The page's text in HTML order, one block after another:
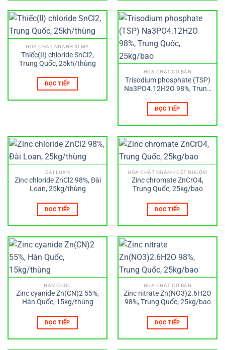
HÓA CHẤT NGÀNH XI MẠ
Thiếc(II) chloride SnCl2,
Trung Quốc, 25kh/thùng
ĐỌC TIẾP
HÓA CHẤT CƠ BẢN
Trisodium phosphate (TSP)
Na3PO4.12H2O 98%, Trung
Quốc, 25kg/bao
ĐỌC TIẾP
ĐÀI LOAN
Zinc chloride ZnCl2 98%, Đài
Loan, 25kg/thùng
ĐỌC TIẾP
HÓA CHẤT NGÀNH DỆT NHUỘM
Zinc chromate ZnCrO4,
Trung Quốc, 25kg/bao
ĐỌC TIẾP
HÀN QUỐC
Zinc cyanide Zn(CN)2 55%,
Hàn Quốc, 15kg/thùng
ĐỌC TIẾP
HÓA CHẤT CƠ BẢN
Zinc nitrate Zn(NO3)2.6H2O
98%, Trung Quốc, 25kg/bao
ĐỌC TIẾP